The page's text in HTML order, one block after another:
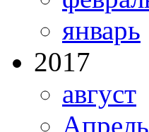
январь
2017
август
Апрель